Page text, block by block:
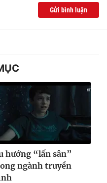
Gửi bình luận
hướng “lấn sân”
ngành truyền